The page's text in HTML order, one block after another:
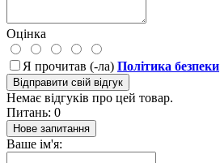
Оцінка
Я прочитав (-ла) Політика безпеки
Відправити свій відгук
Немає відгуків про цей товар.
Питань: 0
Нове запитання
Ваше ім'я: